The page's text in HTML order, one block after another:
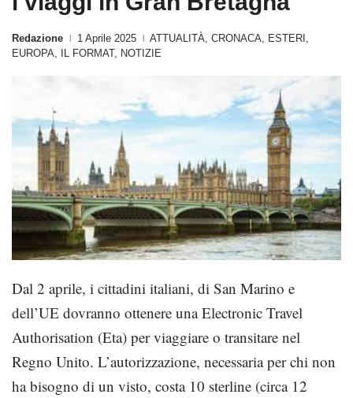
Redazione 1 Aprile 2025 ATTUALITÀ, CRONACA, ESTERI ,
EUROPA, IL FORMAT, NOTIZIE
Dal 2 aprile, i cittadini italiani, di San Marino e
dell’UE dovranno ottenere una Electronic Travel
Authorisation (Eta) per viaggiare o transitare nel
Regno Unito. L’autorizzazione, necessaria per chi non
ha bisogno di un visto, costa 10 sterline (circa 12